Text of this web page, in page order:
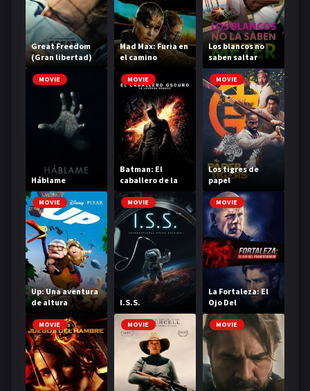
Great Freedom
(Gran libertad)
Mad Max: Furia en
el camino
Los blancos no
saben saltar
MOVIE
Háblame
MOVIE
Batman: El
caballero de la
noche asciende
MOVIE
Los tigres de
papel
MOVIE
Up: Una aventura
de altura
MOVIE
I.S.S.
MOVIE
La Fortaleza: El
Ojo Del
Francotirador
MOVIE MOVIE MOVIE